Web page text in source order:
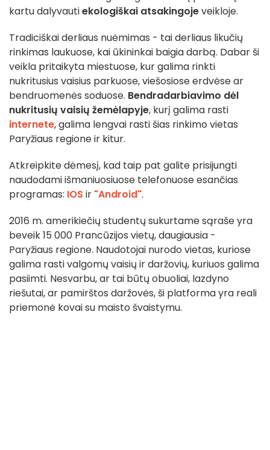
kartu dalyvautiekologiškai atsakingojeveikloje.
Tradiciškai derliaus nuėmimas - tai derliaus likučių
rinkimas laukuose, kai ūkininkai baigia darbą. Dabar ši
veikla pritaikyta miestuose, kur galima rinkti
nukritusius vaisius parkuose, viešosiose erdvėse ar
bendruomenės soduose. Bendradarbiavimo dėl
nukritusių vaisių žemėlapyje, kurį galima rasti
internete, galima lengvai rasti šias rinkimo vietas
Paryžiaus regione ir kitur.
Atkreipkite dėmesį, kad taip pat galite prisijungti
naudodami išmaniuosiuose telefonuose esančias
programas: IOS ir "Android".
2016 m. amerikiečių studentų sukurtame sąraše yra
beveik 15 000 Prancūzijos vietų, daugiausia -
Paryžiaus regione. Naudotojai nurodo vietas, kuriose
galima rasti valgomų vaisių ir daržovių, kuriuos galima
pasiimti. Nesvarbu, ar tai būtų obuoliai, lazdyno
riešutai, ar pamirštos daržovės, ši platforma yra reali
priemonė kovai su maisto švaistymu.